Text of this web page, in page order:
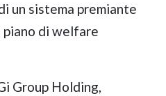
un sistema premiante
di welfare
Group Holding,